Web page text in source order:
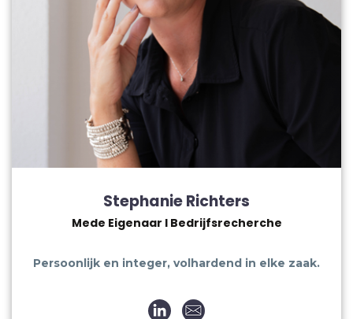
Stephanie Richters
Mede Eigenaar I Bedrijfsrecherche
Persoonlijk en integer, volhardend in elke zaak.